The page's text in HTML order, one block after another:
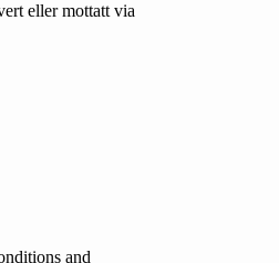
eller mottatt via
and